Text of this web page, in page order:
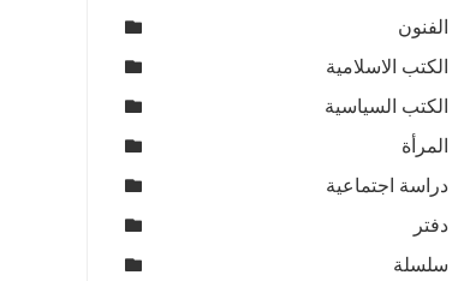
الفنون
الكتب الاسلامية
الكتب السياسية
المرأة
دراسة اجتماعية
دفتر
سلسلة